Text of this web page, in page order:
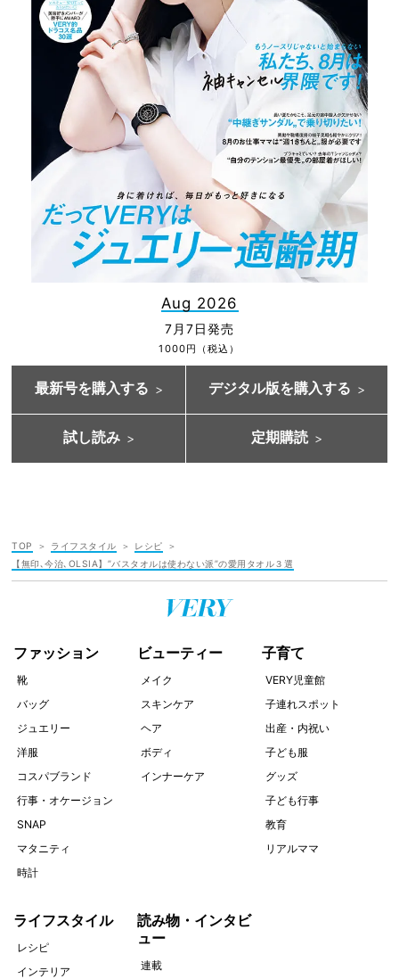
Aug 2026
7月7日発売
1000円（税込）
最新号を購入する デジタル版を購入する
試し読み 定期購読
TOP ライフスタイル
レシピ
【無印､今治､OLSIA】”バスタオルは使わない派”の愛用タオル３選
ファッション
靴
バッグ
ジュエリー
洋服
コスパブランド
行事・オケージョン
SNAP
マタニティ
時計
ビューティー
メイク
スキンケア
ヘア
ボディ
インナーケア
子育て
VERY児童館
子連れスポット
出産・内祝い
子ども服
グッズ
子ども行事
教育
リアルママ
ライフスタイル
レシピ
インテリア
読み物・インタビ
ュー
連載